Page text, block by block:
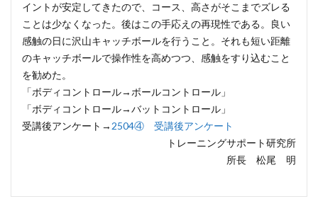
イントが安定してきたので、コース、高さがそこまでズレる
ことは少なくなった。後はこの手応えの再現性である。良い
感触の日に沢山キャッチボールを行うこと。それも短い距離
のキャッチボールで操作性を高めつつ、感触をすり込むこと
を勧めた。
「ボディコントロール→ボールコントロール」
「ボディコントロール→バットコントロール」
受講後アンケート→ 2504④ 受講後アンケート
トレーニングサポート研究所
所長 松尾 明